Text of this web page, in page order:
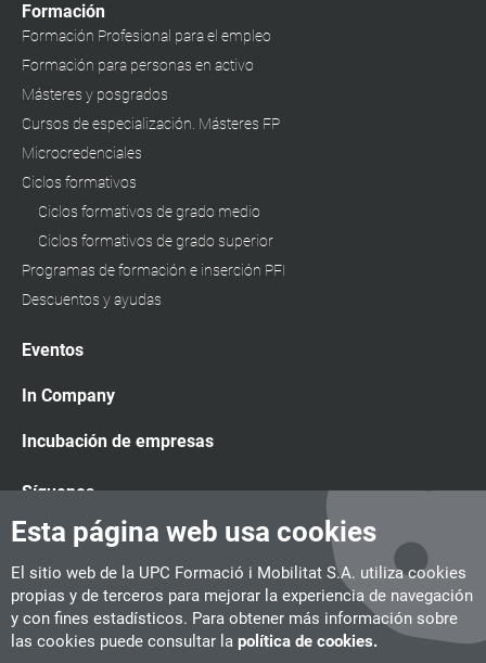
Esta página web usa cookies
El sitio web de la UPC Formació i Mobilitat S.A. utiliza cookies
propias y de terceros para mejorar la experiencia de navegación
y con fines estadísticos. Para obtener más información sobre
las cookies puede consultar la política de cookies.
Formación
Formación Profesional para el empleo
Formación para personas en activo
Másteres y posgrados
Cursos de especialización. Másteres FP
Microcredenciales
Ciclos formativos
Ciclos formativos de grado medio
Ciclos formativos de grado superior
Programas de formación e inserción PFI
Descuentos y ayudas
Eventos
In Company
Incubación de empresas
Síguenos